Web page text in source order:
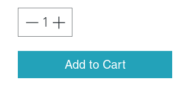
Add to Cart